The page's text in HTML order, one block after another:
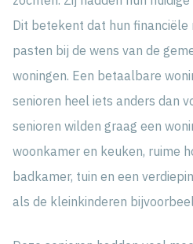
Dit betekent dat hun financiële
pasten bij de wens van de
woningen. Een betaalbare
senioren heel iets anders dan
senioren wilden graag een
woonkamer en keuken, ruime
badkamer, tuin en een
als de kleinkinderen